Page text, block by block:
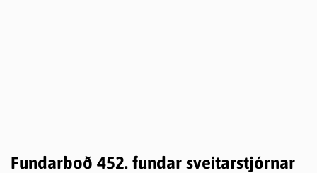
Fundarboð 452. fundar sveitarstjórnar